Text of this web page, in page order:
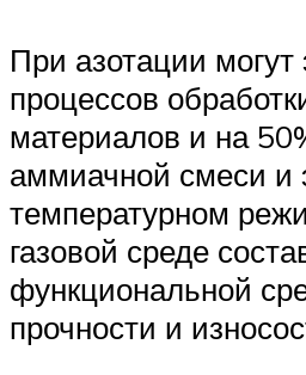
При азотации
процессов
материалов и на
аммиачной смеси и
температурном
газовой среде
функциональной
прочности и